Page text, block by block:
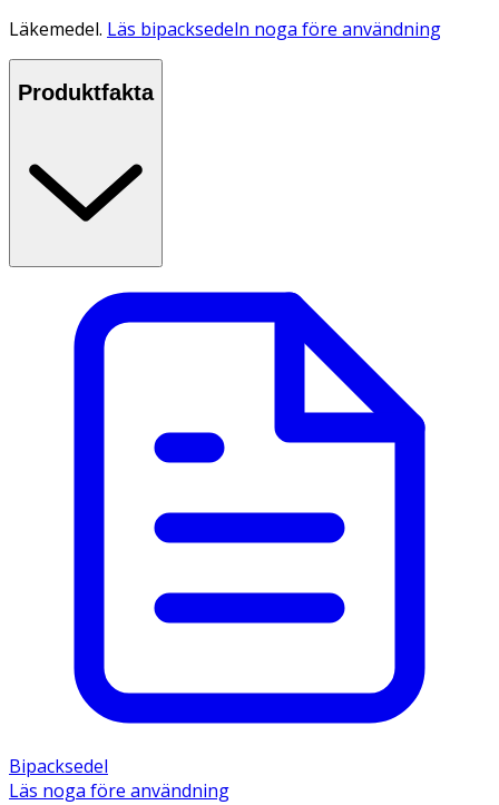
Läkemedel. Läs bipacksedeln noga före användning
Produktfakta
Bipacksedel
Läs noga före användning